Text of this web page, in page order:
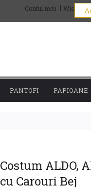
Contul meu Wish List
PANTOFI PAPIOANE
Costum ALDO,
cu Carouri Bej